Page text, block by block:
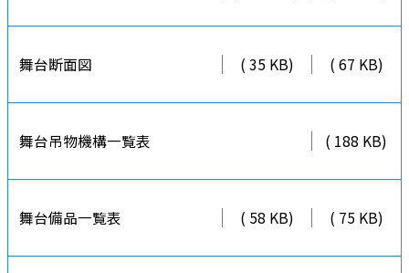
舞台断面図 ( 35 KB) ( 67 KB)
舞台吊物機構一覧表 ( 188 KB)
舞台備品一覧表 ( 58 KB) ( 75 KB)